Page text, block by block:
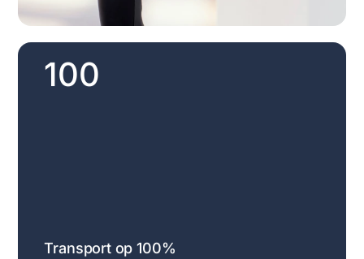
100
Transport op 100%